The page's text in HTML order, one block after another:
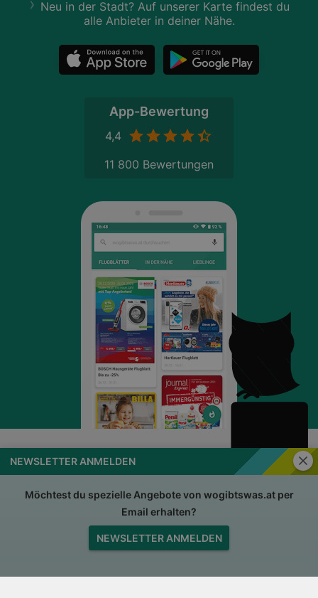
NEWSLETTER ANMELDEN
Möchtest du spezielle Angebote von wogibtswas.at per
Email erhalten?
NEWSLETTER ANMELDEN
Neu in der Stadt? Auf unserer Karte findest du
alle Anbieter in deiner Nähe.
App-Bewertung
4,4
11 800 Bewertungen
wogibtswas.at Impressum
Nutzungsbedingungen AGB
Datenschutzerklärung
Jobs